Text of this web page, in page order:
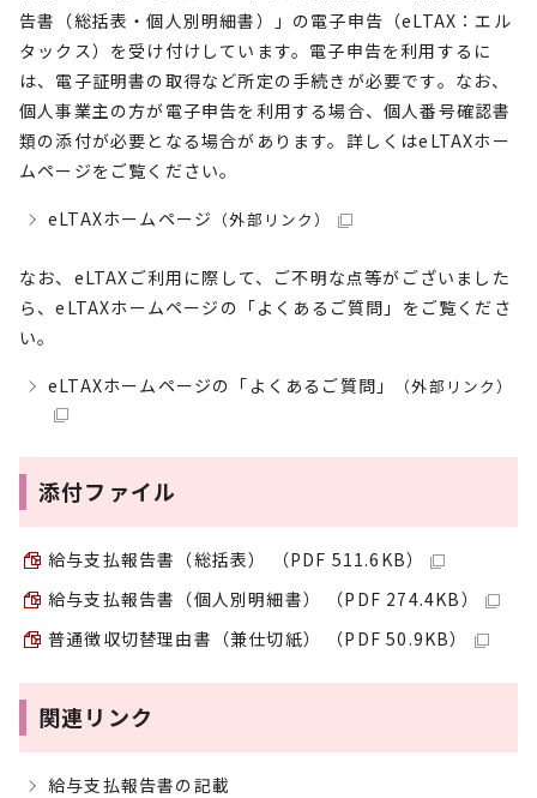
告書（総括表・個人別明細書）」の電子申告（eLTAX：エル
タックス）を受け付けしています。電子申告を利用するに
は、電子証明書の取得など所定の手続きが必要です。なお、
個人事業主の方が電子申告を利用する場合、個人番号確認書
類の添付が必要となる場合があります。詳しくはeLTAXホー
ムページをご覧ください。
eLTAXホームページ （外部リンク）
なお、eLTAXご利用に際して、ご不明な点等がございました
ら、eLTAXホームページの「よくあるご質問」をご覧くださ
い。
eLTAXホームページの「よくあるご質問」
（外部リンク）
添付ファイル
給与支払報告書（総括表） （PDF 511.6KB）
給与支払報告書（個人別明細書） （PDF 274.4KB）
普通徴収切替理由書（兼仕切紙） （PDF 50.9KB）
関連リンク
給与支払報告書の記載